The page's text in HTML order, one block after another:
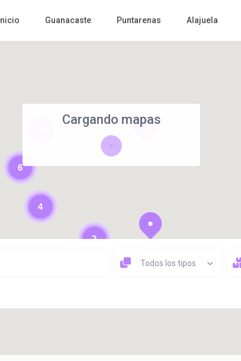
Inicio Guanacaste Puntarenas Alajuela
4
6
2
Cargando mapas
Todos los tipos